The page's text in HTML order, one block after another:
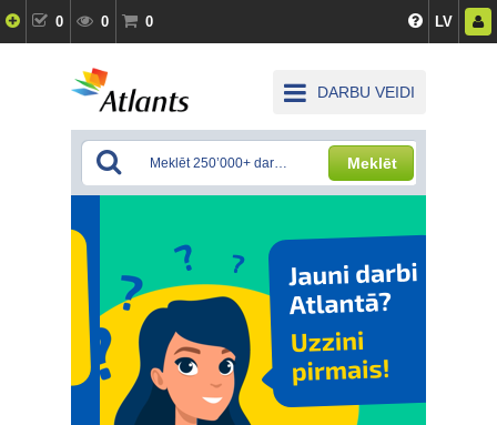
0 0 0 LV
DARBU VEIDI
Meklēt